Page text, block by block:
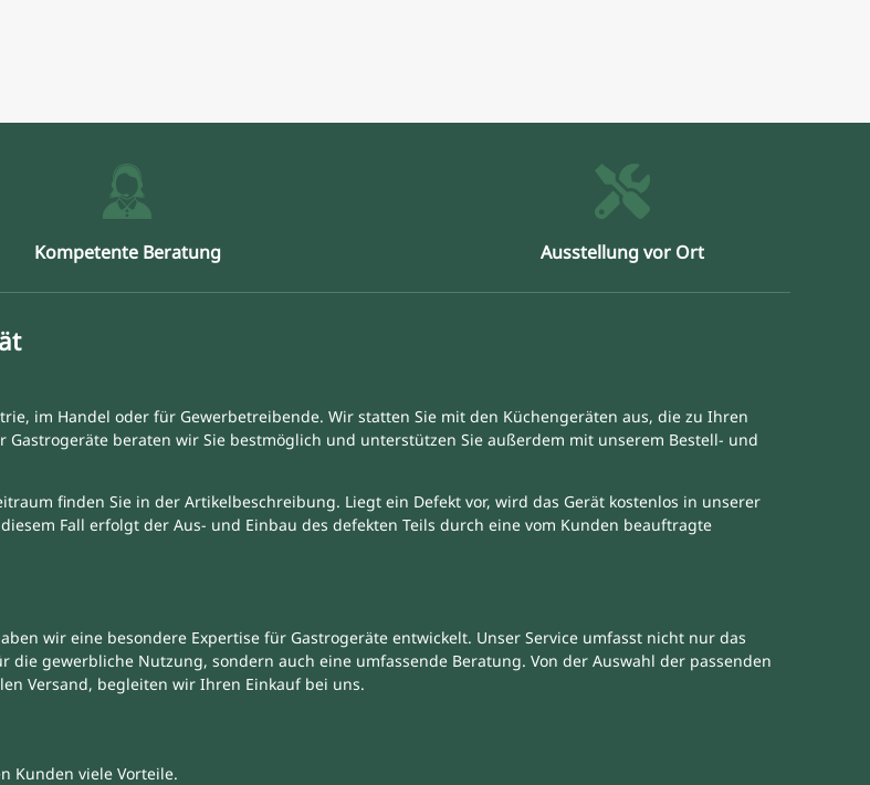
Kompetente Beratung Ausstellung vor Ort
im Handel oder für Gewerbetreibende. Wir statten Sie mit den Küchengeräten aus, die zu Ihren
beraten wir Sie bestmöglich und unterstützen Sie außerdem mit unserem Bestell- und
finden Sie in der Artikelbeschreibung. Liegt ein Defekt vor, wird das Gerät kostenlos in unserer
Fall erfolgt der Aus- und Einbau des defekten Teils durch eine vom Kunden beauftragte
wir eine besondere Expertise für Gastrogeräte entwickelt. Unser Service umfasst nicht nur das
gewerbliche Nutzung, sondern auch eine umfassende Beratung. Von der Auswahl der passenden
Versand, begleiten wir Ihren Einkauf bei uns.
Kunden viele Vorteile.